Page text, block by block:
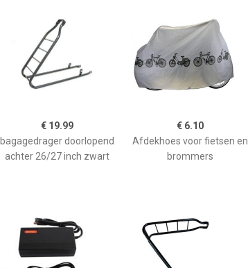
€ 19.99
bagagedrager doorlopend
achter 26/27 inch zwart
€ 6.10
Afdekhoes voor fietsen en
brommers